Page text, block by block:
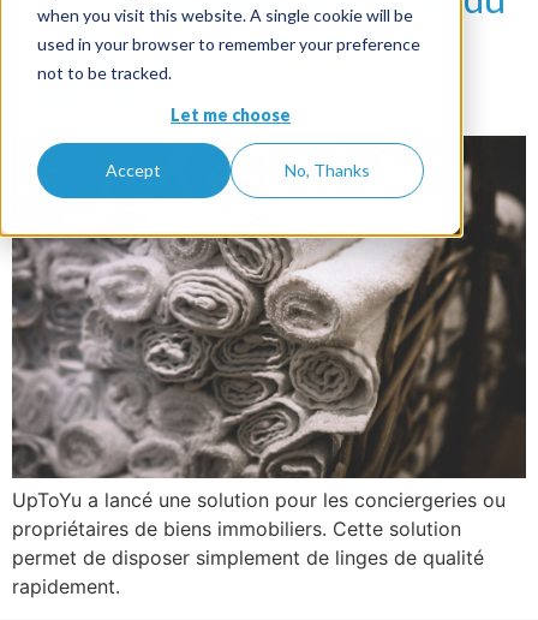
when you visit this website. A single cookie will be
used in your browser to remember your preference
not to be tracked.
Let me choose
Accept No, Thanks
linge pour vos locations
saisonnières
UpToYu a lancé une solution pour les conciergeries ou
propriétaires de biens immobiliers. Cette solution
permet de disposer simplement de linges de qualité
rapidement.